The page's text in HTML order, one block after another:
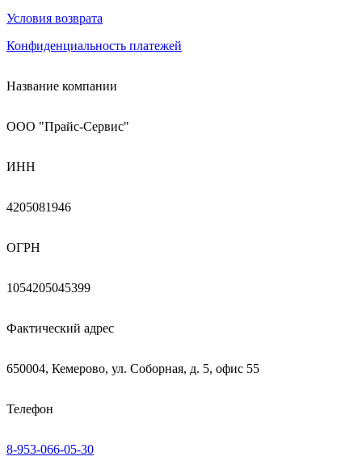
Условия возврата
Конфиденциальность платежей
Название компании
ООО "Прайс-Сервис"
ИНН
4205081946
ОГРН
1054205045399
Фактический адрес
650004, Кемерово, ул. Соборная, д. 5, офис 55
Телефон
8-953-066-05-30